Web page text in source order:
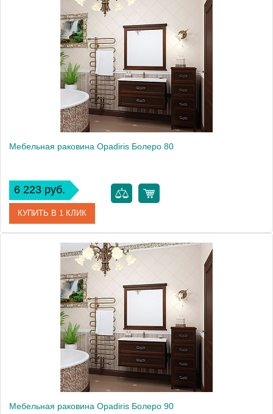
Производитель
Мебельная раковина Opadiris Болеро 80
6 223 руб.
КУПИТЬ В 1 КЛИК
Производитель
Мебельная раковина Opadiris Болеро 90